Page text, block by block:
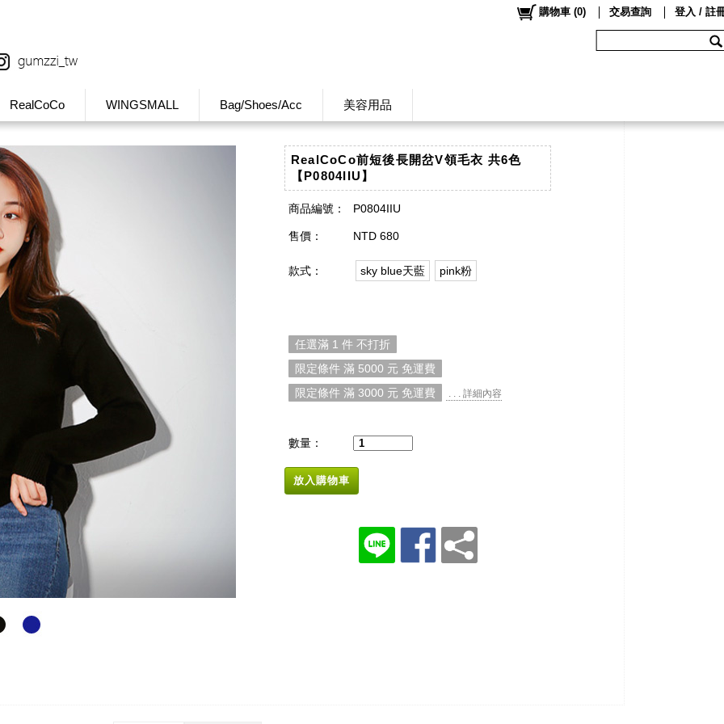
RealCoCo WINGSMALL Bag/Shoes/Acc 美容用品
購物車 (0) 交易查詢 登入 / 註
RealCoCo前短後長開岔V領毛衣 共6色
【P0804IIU】
商品編號： P0804IIU
售價： NTD 680
款式： sky blue天藍 pink粉
任選滿 1 件 不打折
限定條件 滿 5000 元 免運費
限定條件 滿 3000 元 免運費
. . . 詳細內容
數量：
放入購物車